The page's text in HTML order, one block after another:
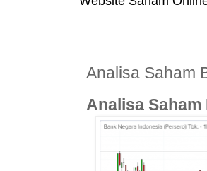
Analisa Saham
Analisa Saham